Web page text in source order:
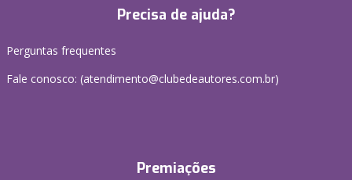
Precisa de ajuda?
Perguntas frequentes
Fale conosco: (atendimento@clubedeautores.com.br)
Premiações